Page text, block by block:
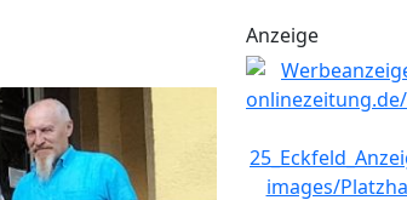
Anzeige